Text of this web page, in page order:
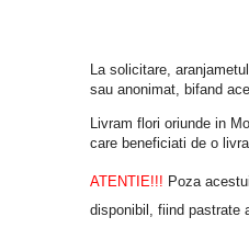
La solicitare,
sau anonimat, bifand
Livram flori oriunde in
care beneficiati de o
ATENTIE!!! Poza
disponibil, fiind pastrate